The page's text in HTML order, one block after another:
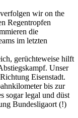
wir on the
Regentropfen
die
im letzten
gerüchteweise hilft
Unser
Eisenstadt.
bis zur
sogar legal und düst
Bundesligaort (!)